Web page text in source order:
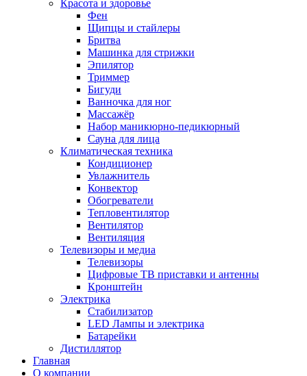
Красота и здоровье
Фен
Щипцы и стайлеры
Бритва
Машинка для стрижки
Эпилятор
Триммер
Бигуди
Ванночка для ног
Массажёр
Набор маникюрно-педикюрный
Сауна для лица
Климатическая техника
Кондиционер
Увлажнитель
Конвектор
Обогреватели
Тепловентилятор
Вентилятор
Вентиляция
Телевизоры и медиа
Телевизоры
Цифровые ТВ приставки и антенны
Кронштейн
Электрика
Стабилизатор
LED Лампы и электрика
Батарейки
Дистиллятор
Главная
О компании